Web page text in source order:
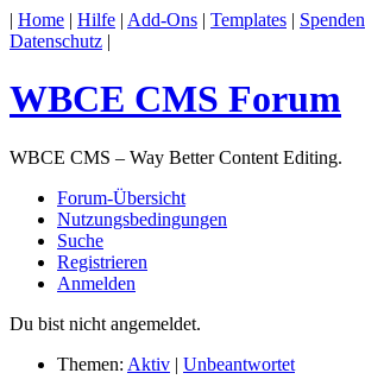
| Home | Hilfe | Add-Ons | Templates | Spenden
Datenschutz |
WBCE CMS Forum
WBCE CMS – Way Better Content Editing.
Forum-Übersicht
Nutzungsbedingungen
Suche
Registrieren
Anmelden
Du bist nicht angemeldet.
Themen: Aktiv | Unbeantwortet